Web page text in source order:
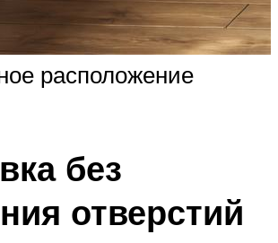
расположение
без
отверстий